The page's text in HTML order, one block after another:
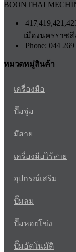
BOONTHAI
เมืองนครราช
Phone: 044 269
หมวดหมู่สินค้า
เครื่องมือ
ปั๊มจุ่ม
มีสาย
เครื่องมือไร้สาย
อุปกรณ์เสริม
ปั๊มลม
ปั๊มหอยโข่ง
ปั๊มอัตโนมัติ